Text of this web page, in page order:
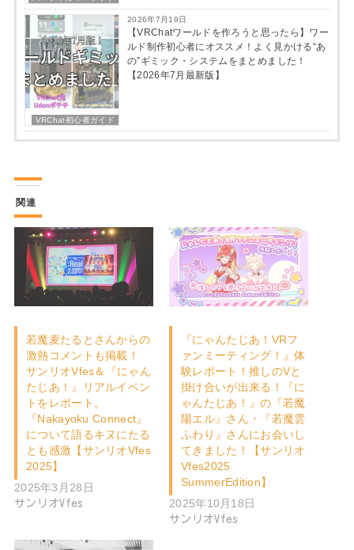
VRChat初心者ガイド
2026年7月19日
【VRChatワールドを作ろうと思ったら】ワー
ルド制作初心者にオススメ！よく見かける“あ
の”ギミック・システムをまとめました！
【2026年7月最新版】
関連
若魔麦たるとさんからの
激熱コメントも掲載！
サンリオVfes＆『にゃん
たじあ！』リアルイベン
トをレポート。
『Nakayoku Connect』
について語るキヌにたる
とも感激【サンリオVfes
2025】
2025年3月28日
サンリオVfes
『にゃんたじあ！VRフ
ァンミーティング！』体
験レポート！推しのVと
掛け合いが出来る！『に
ゃんたじあ！』の『若魔
陽エル』さん・『若魔雲
ふわり』さんにお会いし
てきました！【サンリオ
Vfes2025
SummerEdition】
2025年10月18日
サンリオVfes